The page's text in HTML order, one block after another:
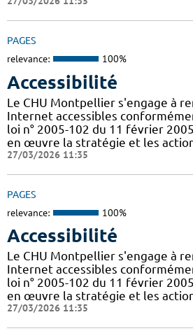
PAGES
relevance: 100%
Accessibilité
Le CHU Montpellier s'engage à
Internet accessibles
loi n° 2005-102 du 11 février
en œuvre la stratégie et les
27/03/2026 11:35
PAGES
relevance: 100%
Accessibilité
Le CHU Montpellier s'engage à
Internet accessibles
loi n° 2005-102 du 11 février
en œuvre la stratégie et les
27/03/2026 11:35